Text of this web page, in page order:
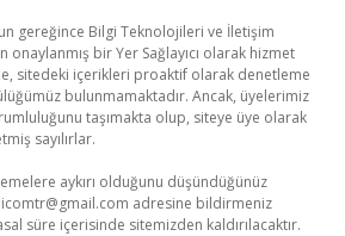
gereğince Bilgi Teknolojileri ve İletişim
onaylanmış bir Yer Sağlayıcı olarak hizmet
sitedeki içerikleri proaktif olarak denetleme
bulunmamaktadır. Ancak, üyelerimiz
taşımakta olup, siteye üye olarak
sayılırlar.
aykırı olduğunu düşündüğünüz
adresine bildirmeniz
süre içerisinde sitemizden kaldırılacaktır.